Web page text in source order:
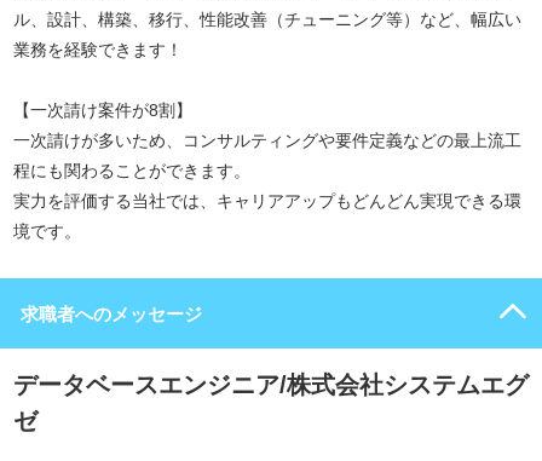
ル、設計、構築、移行、性能改善（チューニング等）など、幅広い
業務を経験できます！
【一次請け案件が8割】
一次請けが多いため、コンサルティングや要件定義などの最上流工
程にも関わることができます。
実力を評価する当社では、キャリアアップもどんどん実現できる環
境です。
求職者へのメッセージ
データベースエンジニア/株式会社システムエグ
ゼ